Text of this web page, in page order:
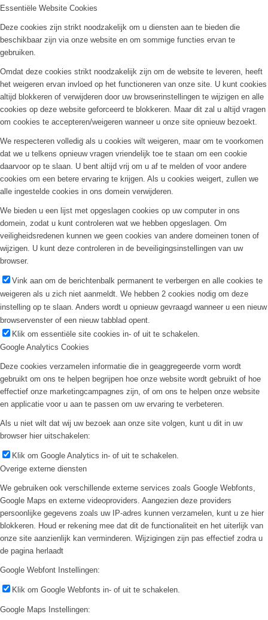
Essentiële Website Cookies
Deze cookies zijn strikt noodzakelijk om u diensten aan te bieden die
beschikbaar zijn via onze website en om sommige functies ervan te
gebruiken.
Omdat deze cookies strikt noodzakelijk zijn om de website te leveren, heeft
het weigeren ervan invloed op het functioneren van onze site. U kunt cookies
altijd blokkeren of verwijderen door uw browserinstellingen te wijzigen en alle
cookies op deze website geforceerd te blokkeren. Maar dit zal u altijd vragen
om cookies te accepteren/weigeren wanneer u onze site opnieuw bezoekt.
We respecteren volledig als u cookies wilt weigeren, maar om te voorkomen
dat we u telkens opnieuw vragen vriendelijk toe te staan om een cookie
daarvoor op te slaan. U bent altijd vrij om u af te melden of voor andere
cookies om een betere ervaring te krijgen. Als u cookies weigert, zullen we
alle ingestelde cookies in ons domein verwijderen.
We bieden u een lijst met opgeslagen cookies op uw computer in ons
domein, zodat u kunt controleren wat we hebben opgeslagen. Om
veiligheidsredenen kunnen we geen cookies van andere domeinen tonen of
wijzigen. U kunt deze controleren in de beveiligingsinstellingen van uw
browser.
Vink aan om de berichtenbalk permanent te verbergen en alle cookies te
weigeren als u zich niet aanmeldt. We hebben 2 cookies nodig om deze
instelling op te slaan. Anders wordt u opnieuw gevraagd wanneer u een nieuw
browservenster of een nieuw tabblad opent.
Klik om essentiële site cookies in- of uit te schakelen.
Google Analytics Cookies
Deze cookies verzamelen informatie die in geaggregeerde vorm wordt
gebruikt om ons te helpen begrijpen hoe onze website wordt gebruikt of hoe
effectief onze marketingcampagnes zijn, of om ons te helpen onze website
en applicatie voor u aan te passen om uw ervaring te verbeteren.
Als u niet wilt dat wij uw bezoek aan onze site volgen, kunt u dit in uw
browser hier uitschakelen:
Klik om Google Analytics in- of uit te schakelen.
Overige externe diensten
We gebruiken ook verschillende externe services zoals Google Webfonts,
Google Maps en externe videoproviders. Aangezien deze providers
persoonlijke gegevens zoals uw IP-adres kunnen verzamelen, kunt u ze hier
blokkeren. Houd er rekening mee dat dit de functionaliteit en het uiterlijk van
onze site aanzienlijk kan verminderen. Wijzigingen zijn pas effectief zodra u
de pagina herlaadt
Google Webfont Instellingen:
Klik om Google Webfonts in- of uit te schakelen.
Google Maps Instellingen: